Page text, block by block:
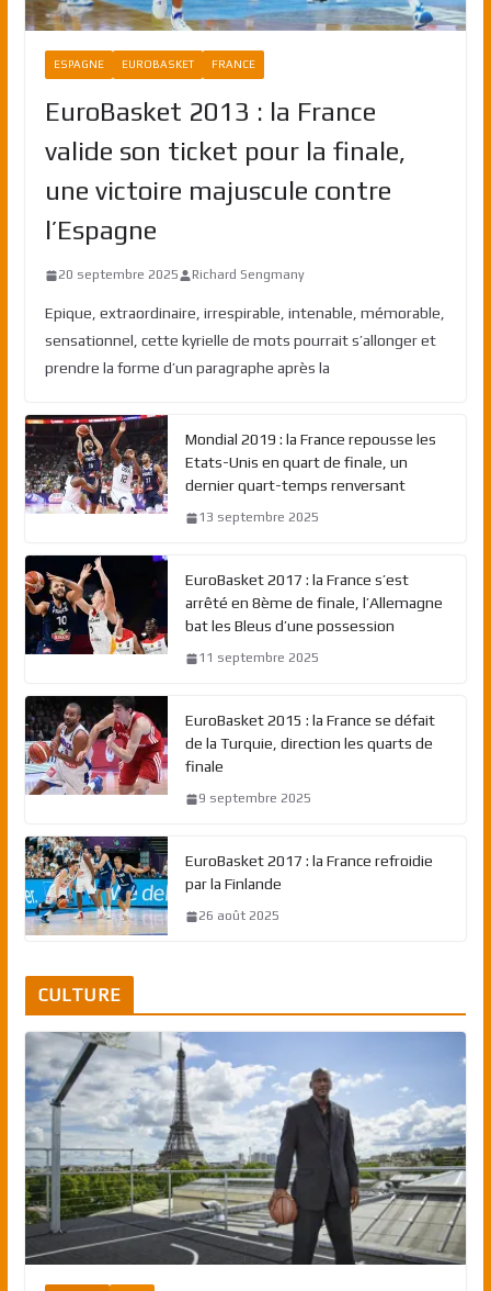
ESPAGNE EUROBASKET FRANCE
EuroBasket 2013 : la France
valide son ticket pour la finale,
une victoire majuscule contre
l’Espagne
20 septembre 2025 Richard Sengmany
Epique, extraordinaire, irrespirable, intenable, mémorable,
sensationnel, cette kyrielle de mots pourrait s’allonger et
prendre la forme d’un paragraphe après la
Mondial 2019 : la France repousse les
Etats-Unis en quart de finale, un
dernier quart-temps renversant
13 septembre 2025
EuroBasket 2017 : la France s’est
arrêté en 8ème de finale, l’Allemagne
bat les Bleus d’une possession
11 septembre 2025
EuroBasket 2015 : la France se défait
de la Turquie, direction les quarts de
finale
9 septembre 2025
EuroBasket 2017 : la France refroidie
par la Finlande
26 août 2025
CULTURE